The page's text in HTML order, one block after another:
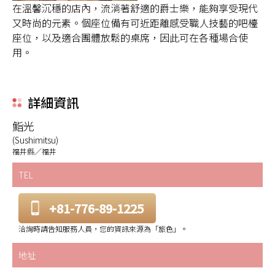
在溫馨沉穩的店內，流淌著舒適的爵士樂，能夠享受現代
又時尚的元素。個座位備有可近距離感受職人技藝的吧檯
座位，以及適合團體放鬆的桌席，因此可在各種場合使
用。
詳細資訊
鮨光
(Sushimitsu)
福井縣／福井
TEL
+81-776-89-1225
洽詢時請告知服務人員，您的資訊來源為「旅色」。
地址